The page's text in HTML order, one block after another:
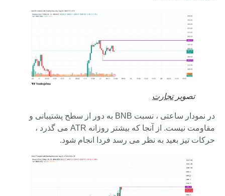
تصویرتجارت
در نمودار ساعتی ، نسبت BNB به دور از سطح پشتیبانی و
مقاومت نیست. از آنجا که بیشتر روزانه ATR می گذرد ،
حرکات تیز بعید به نظر می رسد فردا انجام شود.